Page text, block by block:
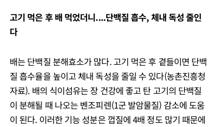
고기 먹은 후 배 먹었더니....단백질 흡수, 체내 독성 줄인
다
배는 단백질 분해효소가 많다. 고기 먹은 후 곁들이면 단백
질 흡수율을 높이고 체내 독성을 줄일 수 있다(농촌진흥청
자료). 배의 식이섬유는 장 건강에 좋고 탄 고기의 단백질
이 분해될 때 나오는 벤조피렌(1군 발암물질) 감소에 도움
이 된다. 이러한 기능 성분은 껍질에 4배 정도 많기 때문에